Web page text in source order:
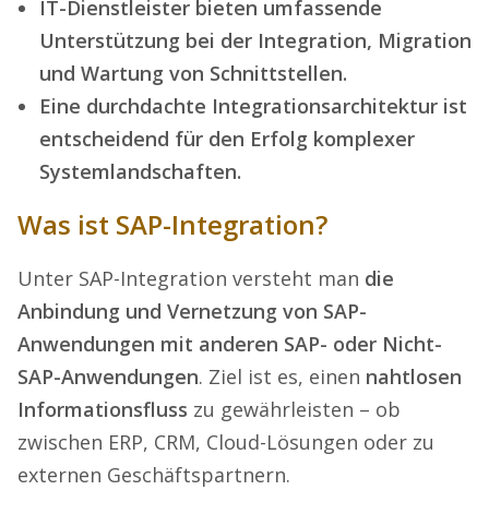
IT-Dienstleister bieten umfassende
Unterstützung bei der Integration, Migration
und Wartung von Schnittstellen.
Eine durchdachte Integrationsarchitektur ist
entscheidend für den Erfolg komplexer
Systemlandschaften.
Was ist SAP-Integration?
Unter SAP-Integration versteht man die
Anbindung und Vernetzung von SAP-
Anwendungen mit anderen SAP- oder Nicht-
SAP-Anwendungen. Ziel ist es, einen nahtlosen
Informationsfluss zu gewährleisten – ob
zwischen ERP, CRM, Cloud-Lösungen oder zu
externen Geschäftspartnern.